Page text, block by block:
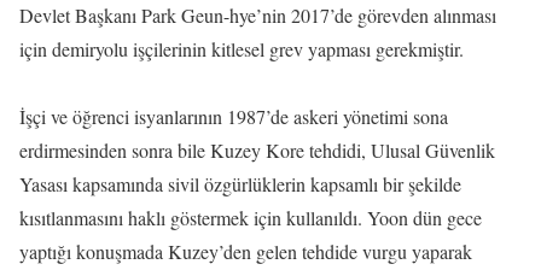
Devlet Başkanı Park Geun-hye’nin 2017’de görevden alınması
için demiryolu işçilerinin kitlesel grev yapması gerekmiştir.
İşçi ve öğrenci isyanlarının 1987’de askeri yönetimi sona
erdirmesinden sonra bile Kuzey Kore tehdidi, Ulusal Güvenlik
Yasası kapsamında sivil özgürlüklerin kapsamlı bir şekilde
kısıtlanmasını haklı göstermek için kullanıldı. Yoon dün gece
yaptığı konuşmada Kuzey’den gelen tehdide vurgu yaparak